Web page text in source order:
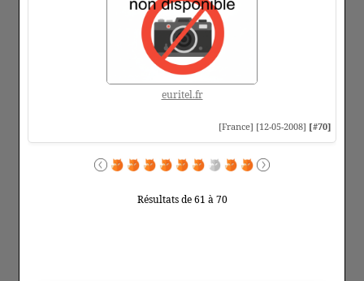
euritel.fr
[France] [12-05-2008] [#70]
Résultats de 61 à 70